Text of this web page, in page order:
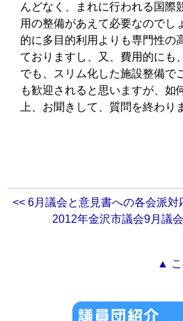
んどなく、まれに行われる国際
用の整備があえて必要なのでし
的に多目的利用よりも専門性の
ておりますし、又、費用的にも
でも、スリム化した施設整備で
も歓迎されると思いますが、
上、お聞きして、質問を終わり
<< 6月議会と意見書への各会派対
2012年金沢市議会9月議
▲ こ